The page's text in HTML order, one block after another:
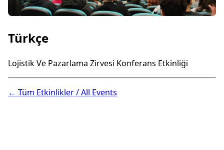
Türkçe
Lojistik Ve Pazarlama Zirvesi Konferans Etkinliği
← Tüm Etkinlikler / All Events